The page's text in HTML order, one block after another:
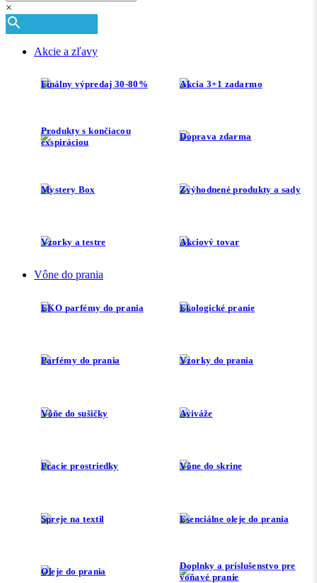
×
Akcie a zľavy
Finálny výpredaj 30-80% Akcia 3+1 zadarmo
Produkty s končiacou
exspiráciou
Doprava zdarma
Mystery Box Zvýhodnené produkty a sady
Vzorky a testre Akciový tovar
Vône do prania
EKO parfémy do prania Ekologické pranie
Parfémy do prania Vzorky do prania
Vôňe do sušičky Aviváže
Pracie prostriedky Vône do skrine
Spreje na textil Esenciálne oleje do prania
Oleje do prania
Doplnky a príslušenstvo pre
voňavé pranie